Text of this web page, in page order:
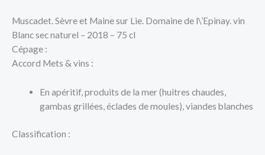
Muscadet. Sèvre et Maine sur Lie. Domaine de l\’Epinay. vin
Blanc sec naturel – 2018 – 75 cl
Cépage :
Accord Mets & vins :
En apéritif, produits de la mer (huitres chaudes,
gambas grillées, éclades de moules), viandes blanches
Classification :